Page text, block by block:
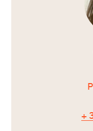
+